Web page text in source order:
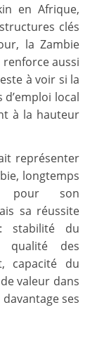
en Afrique,
clés
la Zambie
aussi
à voir si la
local
à la hauteur
représenter
longtemps
pour son
sa réussite
stabilité du
qualité des
capacité du
valeur dans
ses